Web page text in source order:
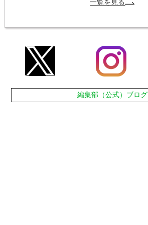
一覧を見る
編集部（公式）ブログ